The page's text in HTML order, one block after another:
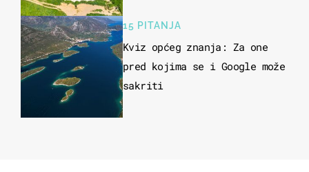
15 PITANJA
Kviz općeg znanja: Za one
pred kojima se i Google može
sakriti